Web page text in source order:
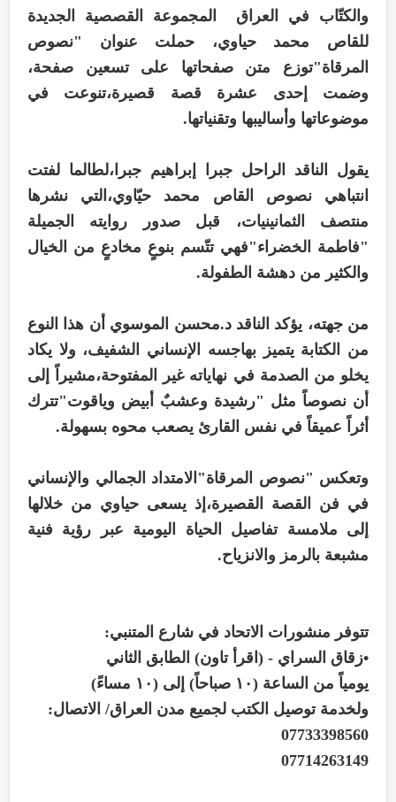
والكتّاب في العراق المجموعة القصصية الجديدة
للقاص محمد حياوي، حملت عنوان "نصوص
المرقاة"توزع متن صفحاتها على تسعين صفحة،
وضمت إحدى عشرة قصة قصيرة،تنوعت في
موضوعاتها وأساليبها وتقنياتها.
يقول الناقد الراحل جبرا إبراهيم جبرا،لطالما لفتت
انتباهي نصوص القاص محمد حيّاوي،التي نشرها
منتصف الثمانينيات، قبل صدور روايته الجميلة
"فاطمة الخضراء"فهي تتّسم بنوعٍ مخادعٍ من الخيال
والكثير من دهشة الطفولة.
من جهته، يؤكد الناقد د.محسن الموسوي أن هذا النوع
من الكتابة يتميز بهاجسه الإنساني الشفيف، ولا يكاد
يخلو من الصدمة في نهاياته غير المفتوحة،مشيراً إلى
أن نصوصاً مثل "رشيدة وعشبٌ أبيض وياقوت"تترك
أثراً عميقاً في نفس القارئ يصعب محوه بسهولة.
وتعكس "نصوص المرقاة"الامتداد الجمالي والإنساني
في فن القصة القصيرة،إذ يسعى حياوي من خلالها
إلى ملامسة تفاصيل الحياة اليومية عبر رؤية فنية
مشبعة بالرمز والانزياح.
تتوفر منشورات الاتحاد في شارع المتنبي:
•زقاق السراي - (اقرأ تاون) الطابق الثاني
يومياً من الساعة (١٠ صباحاً) إلى (١٠ مساءً)
ولخدمة توصيل الكتب لجميع مدن العراق/ الاتصال:
07733398560
07714263149